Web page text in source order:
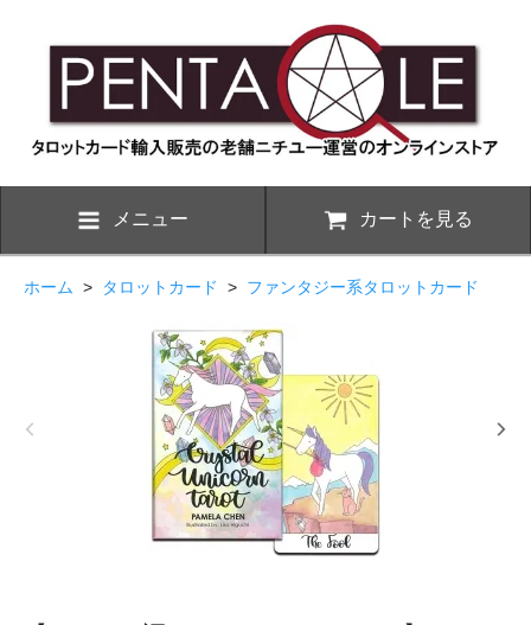
メニュー カートを見る
ホーム > タロットカード > ファンタジー系タロットカード